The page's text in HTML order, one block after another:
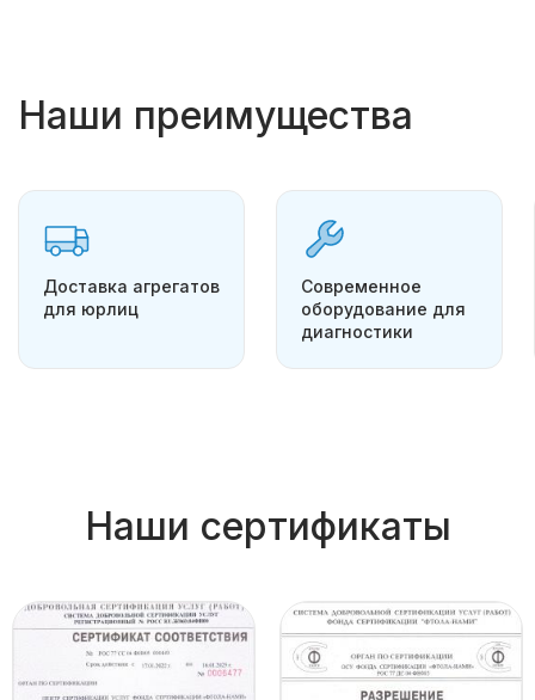
Наши преимущества
Доставка агрегатов
для юрлиц
Современное
оборудование для
диагностики
Наши сертификаты